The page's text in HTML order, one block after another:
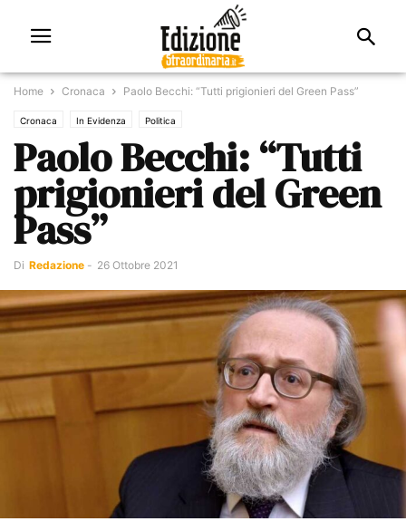
Home Cronaca Paolo Becchi: “Tutti prigionieri del Green Pass”
Cronaca In Evidenza Politica
Paolo Becchi: “Tutti
prigionieri del Green
Pass”
Di Redazione - 26 Ottobre 2021